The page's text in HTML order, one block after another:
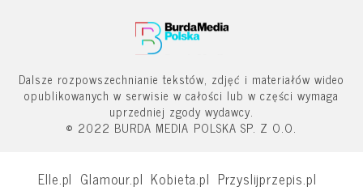
Dalsze rozpowszechnianie tekstów, zdjęć i materiałów wideo
opublikowanych w serwisie w całości lub w części wymaga
uprzedniej zgody wydawcy.
© 2022 BURDA MEDIA POLSKA SP. Z O.O.
Elle.pl Glamour.pl Kobieta.pl Przyslijprzepis.pl